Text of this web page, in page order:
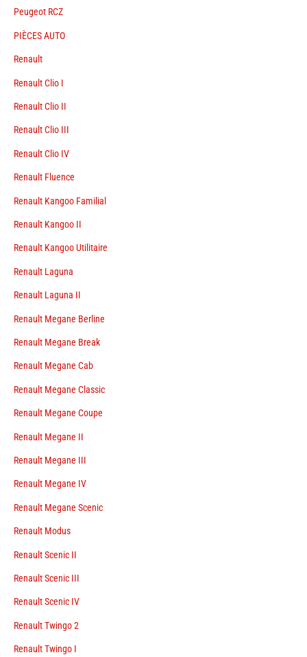
Peugeot RCZ
PIÈCES AUTO
Renault
Renault Clio I
Renault Clio II
Renault Clio III
Renault Clio IV
Renault Fluence
Renault Kangoo Familial
Renault Kangoo II
Renault Kangoo Utilitaire
Renault Laguna
Renault Laguna II
Renault Megane Berline
Renault Megane Break
Renault Megane Cab
Renault Megane Classic
Renault Megane Coupe
Renault Megane II
Renault Megane III
Renault Megane IV
Renault Megane Scenic
Renault Modus
Renault Scenic II
Renault Scenic III
Renault Scenic IV
Renault Twingo 2
Renault Twingo I